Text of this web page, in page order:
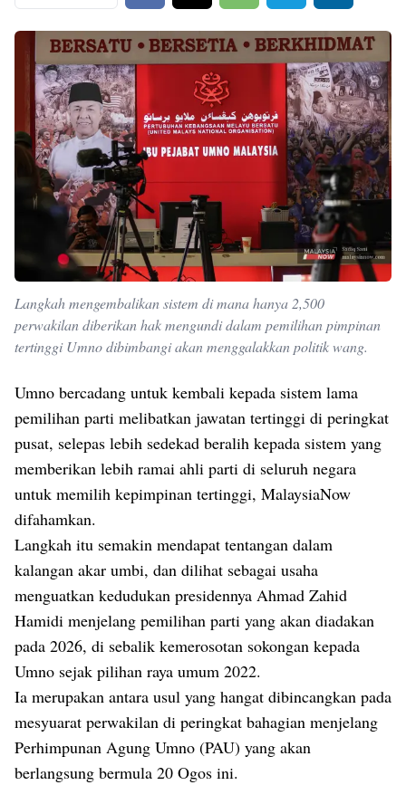
Langkah mengembalikan sistem di mana hanya 2,500
perwakilan diberikan hak mengundi dalam pemilihan pimpinan
tertinggi Umno dibimbangi akan menggalakkan politik wang.
Umno bercadang untuk kembali kepada sistem lama
pemilihan parti melibatkan jawatan tertinggi di peringkat
pusat, selepas lebih sedekad beralih kepada sistem yang
memberikan lebih ramai ahli parti di seluruh negara
untuk memilih kepimpinan tertinggi, MalaysiaNow
difahamkan.
Langkah itu semakin mendapat tentangan dalam
kalangan akar umbi, dan dilihat sebagai usaha
menguatkan kedudukan presidennya Ahmad Zahid
Hamidi menjelang pemilihan parti yang akan diadakan
pada 2026, di sebalik kemerosotan sokongan kepada
Umno sejak pilihan raya umum 2022.
Ia merupakan antara usul yang hangat dibincangkan pada
mesyuarat perwakilan di peringkat bahagian menjelang
Perhimpunan Agung Umno (PAU) yang akan
berlangsung bermula 20 Ogos ini.